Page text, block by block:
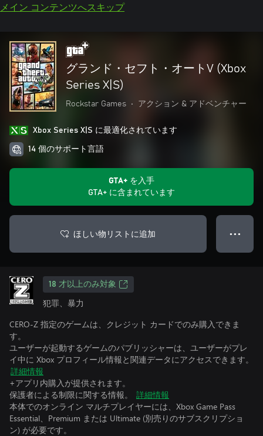
メイン コンテンツへスキップ
グランド・セフト・オートV (Xbox
Series X|S)
Rockstar Games • アクション & アドベンチャー
Xbox Series X|S に最適化されています
14 個のサポート言語
GTA+ を入手
GTA+ に含まれています
ほしい物リストに追加 ● ● ●
18 才以上のみ対象
犯罪、暴力
CERO-Z 指定のゲームは、クレジット カードでのみ購入できま
す。
ユーザーが起動するゲームのパブリッシャーは、ユーザーがプレ
イ中に Xbox プロフィール情報と関連データにアクセスできます。
詳細情報
+アプリ内購入が提供されます。
保護者による制限に関する情報。
詳細情報
本体でのオンライン マルチプレイヤーには、Xbox Game Pass
Essential、Premium または Ultimate (別売りのサブスクリプショ
ン) が必要です。